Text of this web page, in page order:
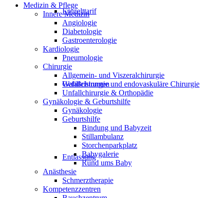
Entgelttarif
Wahlleistungen
Entlassung
Medizin & Pflege
Innere Medizin
Angiologie
Diabetologie
Gastroenterologie
Kardiologie
Pneumologie
Chirurgie
Allgemein- und Viszeralchirurgie
Gefäßchirurgie und endovaskuläre Chirurgie
Unfallchirurgie & Orthopädie
Gynäkologie & Geburtshilfe
Gynäkologie
Geburtshilfe
Bindung und Babyzeit
Stillambulanz
Storchenparkplatz
Babygalerie
Rund ums Baby
Anästhesie
Schmerztherapie
Kompetenzzentren